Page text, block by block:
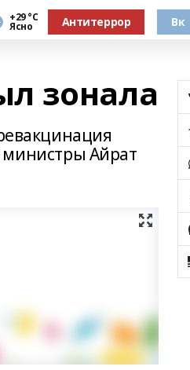
+29 °С
Ясно Антитеррор Вк
зонала
министры Айрат